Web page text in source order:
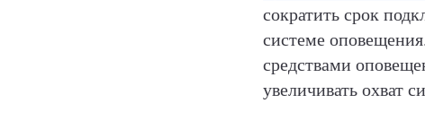
сократить срок
системе
средствами
увеличивать охват